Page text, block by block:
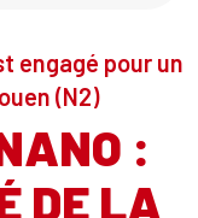
engagé pour un
(N2)
:
DE LA